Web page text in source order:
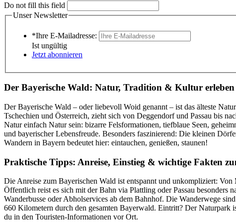
Do not fill this field
Unser Newsletter
*Ihre E-Mailadresse:
Ist ungültig
Jetzt abonnieren
Der Bayerische Wald: Natur, Tradition & Kultur erleben
Der Bayerische Wald – oder liebevoll Woid genannt – ist das älteste
Tschechien und Österreich, zieht sich von Deggendorf und Passau bis
Natur einfach Natur sein: bizarre Felsformationen, tiefblaue Seen,
und bayerischer Lebensfreude. Besonders faszinierend: Die kleinen
Wandern in Bayern bedeutet hier: eintauchen, genießen, staunen!
Praktische Tipps: Anreise, Einstieg & wichtige Fakten
Die Anreise zum Bayerischen Wald ist entspannt und unkompliziert:
Öffentlich reist es sich mit der Bahn via Plattling oder Passau besonders
Wanderbusse oder Abholservices ab dem Bahnhof. Die Wanderwege
660 Kilometern durch den gesamten Bayerwald. Eintritt? Der
du in den Touristen-Informationen vor Ort.